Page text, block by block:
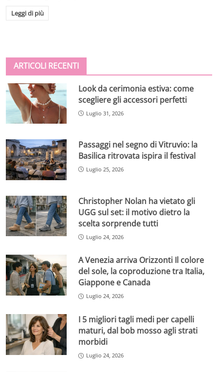
Leggi di più
ARTICOLI RECENTI
Look da cerimonia estiva: come
scegliere gli accessori perfetti
Luglio 31, 2026
Passaggi nel segno di Vitruvio: la
Basilica ritrovata ispira il festival
Luglio 25, 2026
Christopher Nolan ha vietato gli
UGG sul set: il motivo dietro la
scelta sorprende tutti
Luglio 24, 2026
A Venezia arriva Orizzonti Il colore
del sole, la coproduzione tra Italia,
Giappone e Canada
Luglio 24, 2026
I 5 migliori tagli medi per capelli
maturi, dal bob mosso agli strati
morbidi
Luglio 24, 2026